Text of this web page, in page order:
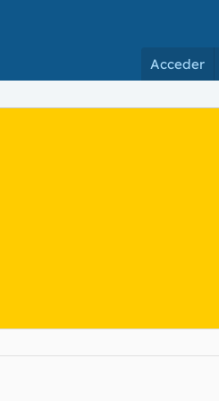
Acceder